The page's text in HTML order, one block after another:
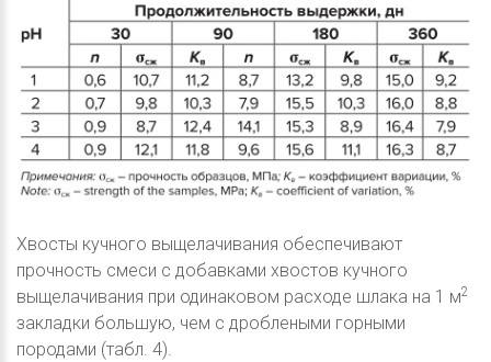
Хвосты кучного выщелачивания обеспечивают
прочность смеси с добавками хвостов кучного
выщелачивания при одинаковом расходе шлака на 1 м2
закладки большую, чем с дроблеными горными
породами (табл. 4).